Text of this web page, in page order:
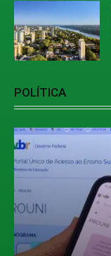
POLÍTICA